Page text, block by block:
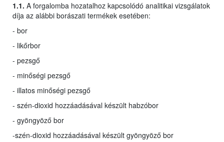
1.1. A forgalomba hozatalhoz kapcsolódó analitikai vizsgálatok
díja az alábbi borászati termékek esetében:
- bor
- likőrbor
- pezsgő
- minőségi pezsgő
- illatos minőségi pezsgő
- szén-dioxid hozzáadásával készült habzóbor
- gyöngyöző bor
-szén-dioxid hozzáadásával készült gyöngyöző bor